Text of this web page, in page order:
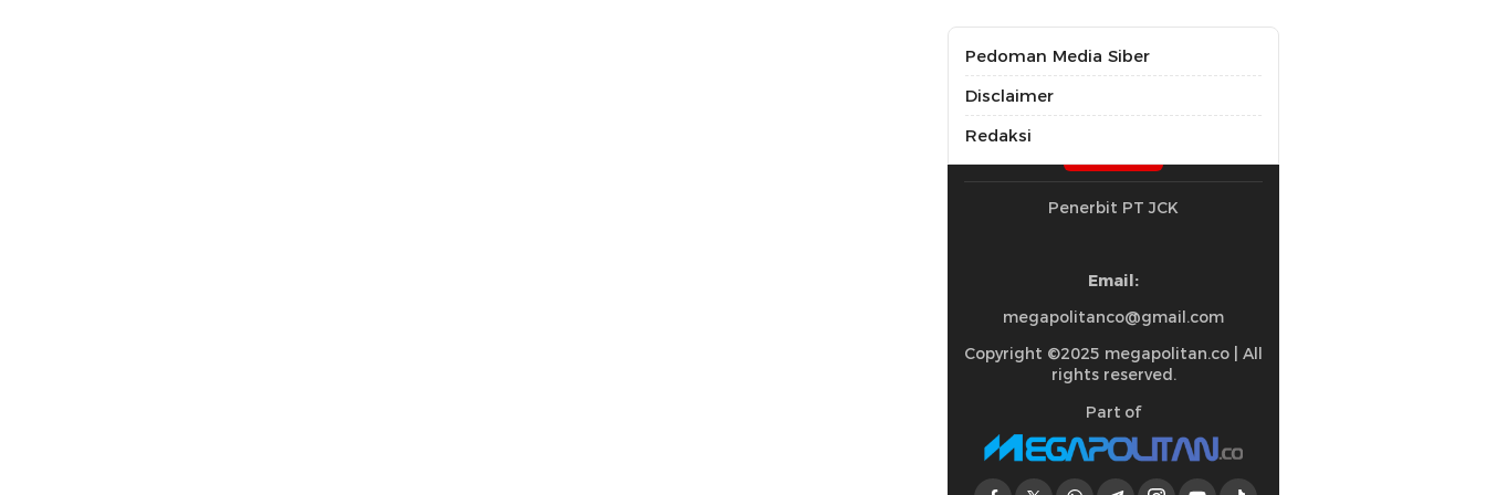
Pedoman Media Siber
Disclaimer
Redaksi
Penerbit PT JCK
Email:
megapolitanco@gmail.com
Copyright ©2025 megapolitan.co | All
rights reserved.
Part of